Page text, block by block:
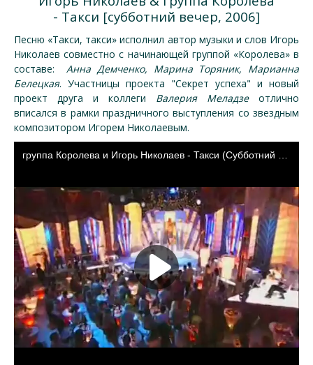
- Такси [субботний вечер, 2006]
Песню «Такси, такси» исполнил автор музыки и слов Игорь
Николаев совместно с начинающей группой «Королева» в
составе:Анна Демченко, Марина Торяник, Марианна
Белецкая. Участницы проекта "Секрет успеха" и новый
проект друга и коллеги Валерия Меладзеотлично
вписался в рамки праздничного выступления со звездным
композитором Игорем Николаевым.